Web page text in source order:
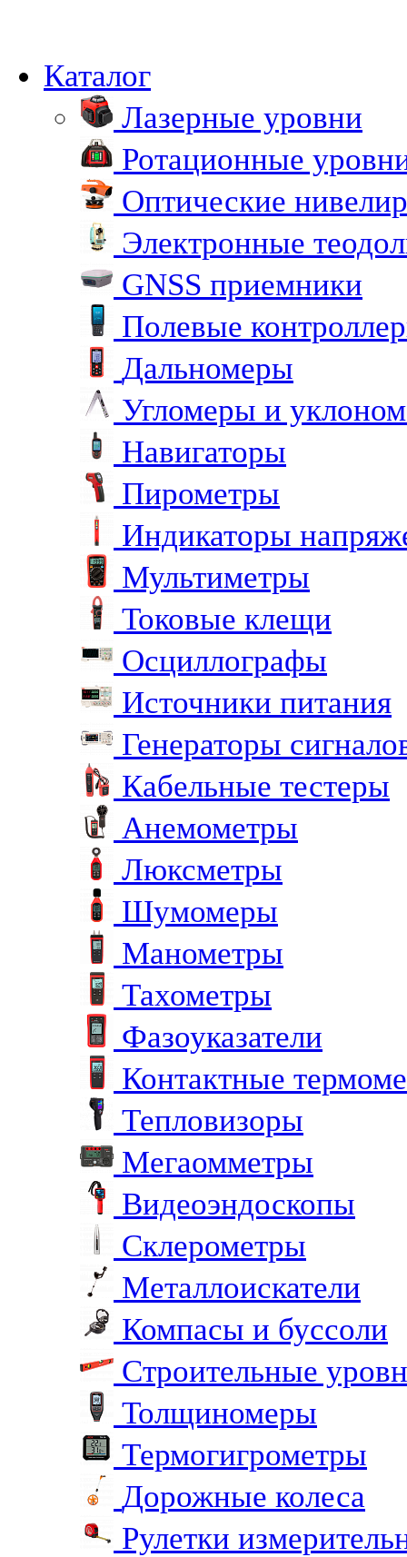
Каталог
Лазерные уровни
Ротационные
Оптические
Электронные
GNSS приемники
Полевые
Дальномеры
Угломеры и
Навигаторы
Пирометры
Индикаторы
Мультиметры
Токовые клещи
Осциллографы
Источники питания
Генераторы
Кабельные тестеры
Анемометры
Люксметры
Шумомеры
Манометры
Тахометры
Фазоуказатели
Контактные
Тепловизоры
Мегаомметры
Видеоэндоскопы
Склерометры
Металлоискатели
Компасы и буссоли
Строительные
Толщиномеры
Термогигрометры
Дорожные колеса
Рулетки